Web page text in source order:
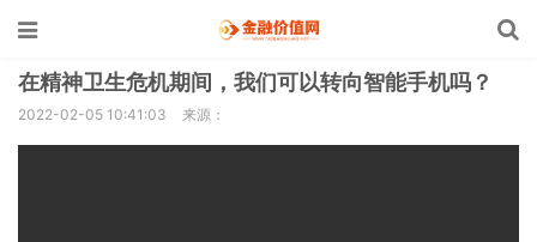
在精神卫生危机期间，我们可以转向智能手机吗？
2022-02-05 10:41:03 来源：